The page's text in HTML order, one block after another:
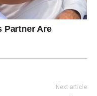
Next article